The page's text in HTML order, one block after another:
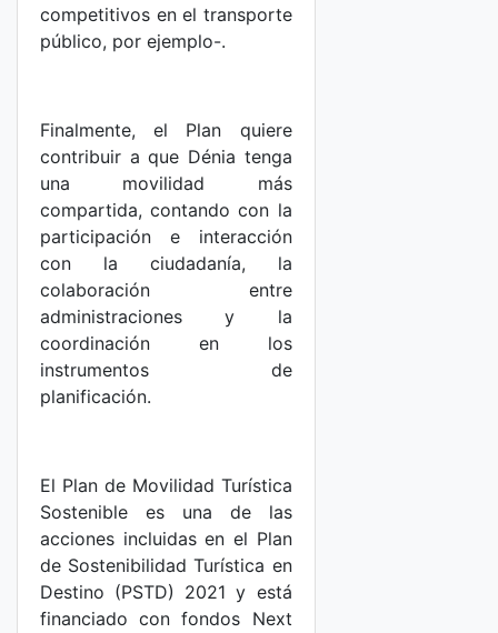
competitivos en el transporte
público, por ejemplo-.
Finalmente, el Plan quiere
contribuir a que Dénia tenga
una movilidad más
compartida, contando con la
participación e interacción
con la ciudadanía, la
colaboración entre
administraciones y la
coordinación en los
instrumentos de
planificación.
El Plan de Movilidad Turística
Sostenible es una de las
acciones incluidas en el Plan
de Sostenibilidad Turística en
Destino (PSTD) 2021 y está
financiado con fondos Next